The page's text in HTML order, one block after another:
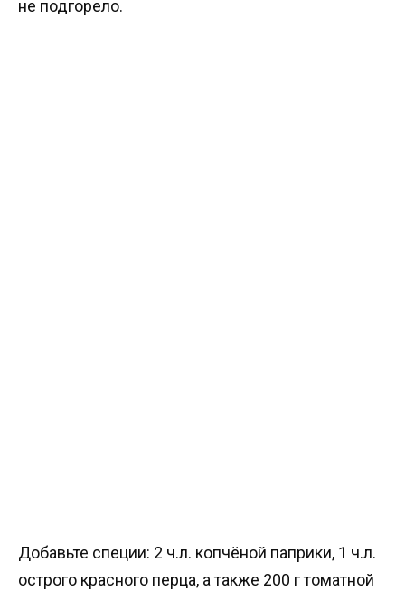
не подгорело.
Добавьте специи: 2 ч.л. копчёной паприки, 1 ч.л.
острого красного перца, а также 200 г томатной